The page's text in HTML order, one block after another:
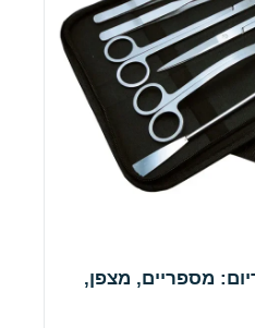
מספריים, מצפן,